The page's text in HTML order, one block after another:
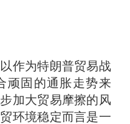
作为特朗普贸易战
顽固的通胀走势来
加大贸易摩擦的风
环境稳定而言是一